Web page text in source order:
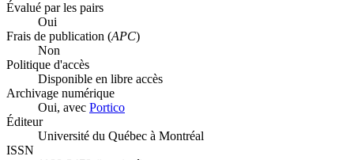
Évalué par les pairs
Oui
Frais de publication (APC)
Non
Politique d'accès
Disponible en libre accès
Archivage numérique
Oui, avec Portico
Éditeur
Université du Québec à Montréal
ISSN